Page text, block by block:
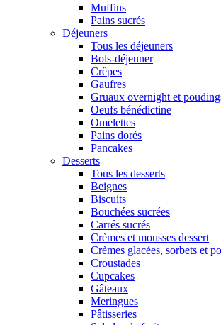
Muffins
Pains sucrés
Déjeuners
Tous les déjeuners
Bols-déjeuner
Crêpes
Gaufres
Gruaux overnight et
Oeufs bénédictine
Omelettes
Pains dorés
Pancakes
Desserts
Tous les desserts
Beignes
Biscuits
Bouchées sucrées
Carrés sucrés
Crèmes et mousses dessert
Crèmes glacées, sorbets et
Croustades
Cupcakes
Gâteaux
Meringues
Pâtisseries